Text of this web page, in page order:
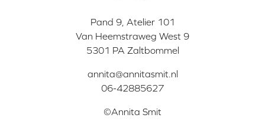
Pand 9, Atelier 101
Van Heemstraweg West 9
5301 PA Zaltbommel
annita@annitasmit.nl
06-42885627
©Annita Smit